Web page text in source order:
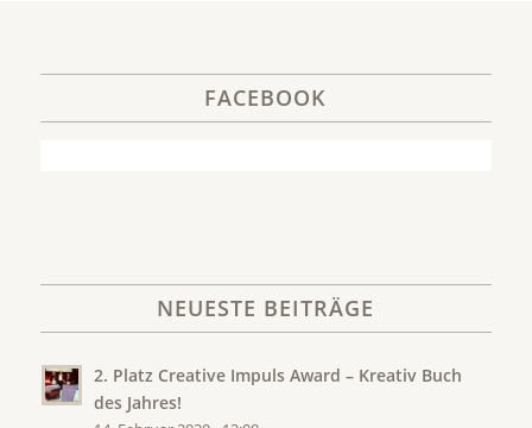
FACEBOOK
NEUESTE BEITRÄGE
2. Platz Creative Impuls Award – Kreativ Buch
des Jahres!